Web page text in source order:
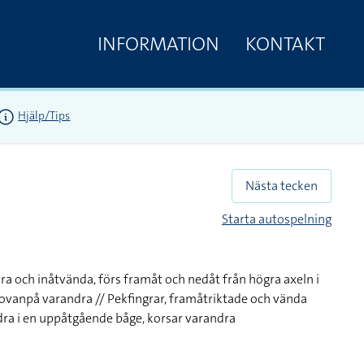
INFORMATION KONTAKT
Hjälp/Tips
Nästa tecken
Starta autospelning
och inåtvända, förs framåt och nedåt från högra axeln i
varandra // Pekfingrar, framåtriktade och vända
i en uppåtgående båge, korsar varandra